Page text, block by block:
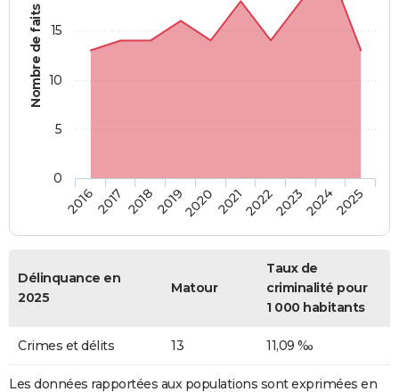
Nombre de faits
20162017 20182019202020212022202320242025
0
5
10
15
Délinquance en
2025
Matour
Taux de
criminalité pour
1 000 habitants
Crimes et délits 13 11,09 ‰
Les données rapportées aux populations sont exprimées en